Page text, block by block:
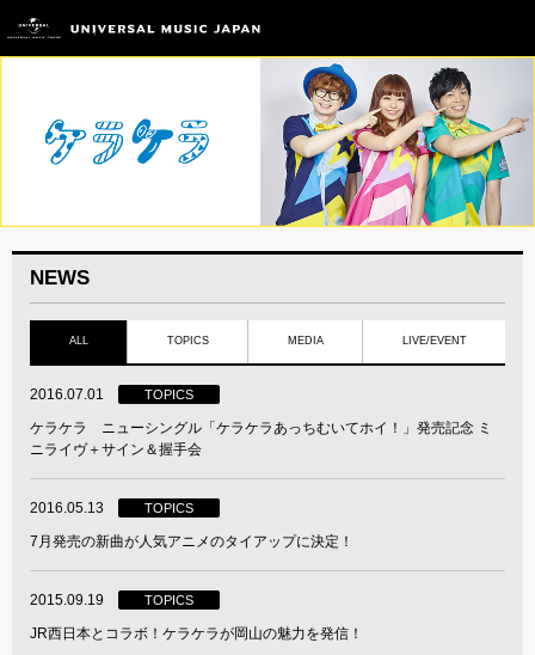
NEWS
ALL TOPICS MEDIA LIVE/EVENT
2016.07.01 TOPICS
ケラケラ ニューシングル「ケラケラあっちむいてホイ！」発売記念 ミ
ニライヴ＋サイン＆握手会
2016.05.13 TOPICS
7月発売の新曲が人気アニメのタイアップに決定！
2015.09.19 TOPICS
JR西日本とコラボ！ケラケラが岡山の魅力を発信！